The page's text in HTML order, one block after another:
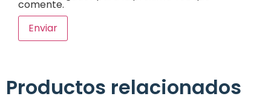
comente.
Productos relacionados